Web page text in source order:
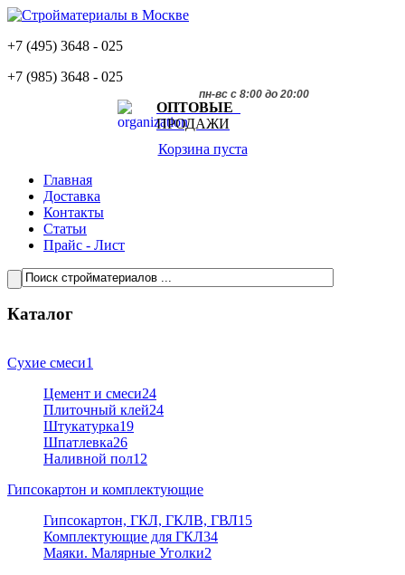
+7 (495) 3648 - 025
+7 (985) 3648 - 025
пн-вс с 8:00 до 20:00
ОПТОВЫЕ
ПРОДАЖИ
Корзина пуста
Главная
Доставка
Контакты
Статьи
Прайс - Лист
Каталог
Сухие смеси1
Цемент и смеси24
Плиточный клей24
Штукатурка19
Шпатлевка26
Наливной пол12
Гипсокартон и комплектующие
Гипсокартон, ГКЛ, ГКЛВ, ГВЛ15
Комплектующие для ГКЛ34
Маяки. Малярные Уголки2